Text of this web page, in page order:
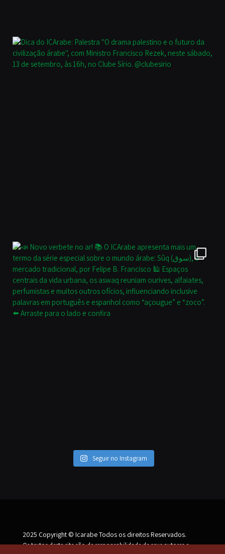
Seguir no Instagram
2025 Copyright © Icarabe Todos os direitos Reservados.
Os textos deste site são de responsabilidade de seus autores e